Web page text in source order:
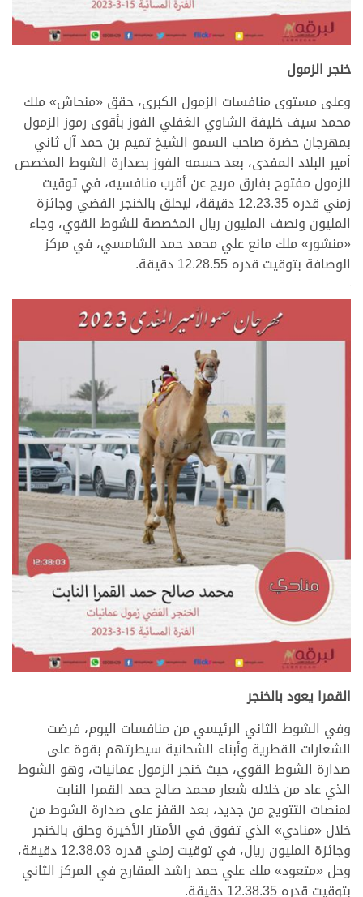
خنجر الزمول
وعلى مستوى منافسات الزمول الكبرى، حقق «منحاش» ملك
محمد سيف خليفة الشاوي الغفلي الفوز بأقوى رموز الزمول
بمهرجان حضرة صاحب السمو الشيخ تميم بن حمد آل ثاني
أمير البلاد المفدى، بعد حسمه الفوز بصدارة الشوط المخصص
للزمول مفتوح بفارق مريح عن أقرب منافسيه، في توقيت
زمني قدره 12.23.35 دقيقة، ليحلق بالخنجر الفضي وجائزة
المليون ونصف المليون ريال المخصصة للشوط القوي، وجاء
«منشور» ملك مانع علي محمد حمد الشامسي، في مركز
الوصافة بتوقيت قدره 12.28.55 دقيقة.
القمرا يعود بالخنجر
وفي الشوط الثاني الرئيسي من منافسات اليوم، فرضت
الشعارات القطرية وأبناء الشحانية سيطرتهم بقوة على
صدارة الشوط القوي، حيث خنجر الزمول عمانيات، وهو الشوط
الذي عاد من خلاله شعار محمد صالح حمد القمرا النابت
لمنصات التتويج من جديد، بعد القفز على صدارة الشوط من
خلال «منادي» الذي تفوق في الأمتار الأخيرة وحلق بالخنجر
وجائزة المليون ريال، في توقيت زمني قدره 12.38.03 دقيقة،
وحل «متعود» ملك علي حمد راشد المقارح في المركز الثاني
بتوقيت قدره 12.38.35 دقيقة.